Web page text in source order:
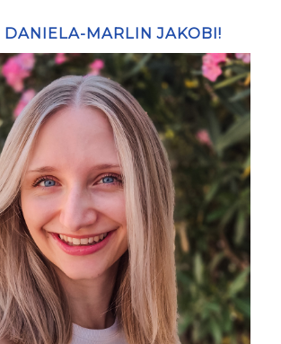
DANIELA-MARLIN JAKOBI!